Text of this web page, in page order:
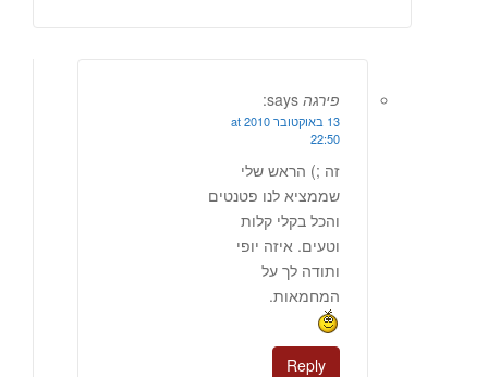
פירגה says:
13 באוקטובר 2010 at
22:50
זה ;) הראש שלי
שממציא לנו פטנטים
והכל בקלי קלות
וטעים. איזה יופי
ותודה לך על
המחמאות.
Reply